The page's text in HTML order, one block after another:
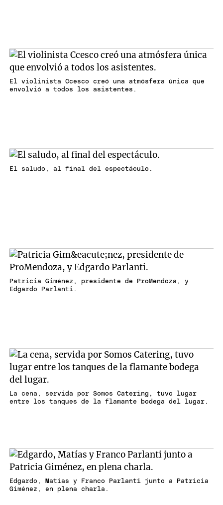
El violinista Ccesco creó una atmósfera única que
envolvió a todos los asistentes.
El saludo, al final del espectáculo.
Patricia Giménez, presidente de ProMendoza, y
Edgardo Parlanti.
La cena, servida por Somos Catering, tuvo lugar
entre los tanques de la flamante bodega del lugar.
Edgardo, Matías y Franco Parlanti junto a Patricia
Giménez, en plena charla.